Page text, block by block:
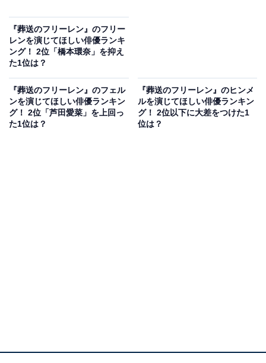
2位は「山崎賢人」さんでした（崎はたつさき）。第39
回日本アカデミー賞にて「新人俳優賞」を受賞した実績
がある男性俳優です。漫画原作の実写化映画作品に多数
出演した経験があり、2017年公開の映画『ジョジョの奇
『葬送のフリーレン』のフリー
レンを演じてほしい俳優ランキ
ング！ 2位「橋本環奈」を抑え
た1位は？
『葬送のフリーレン』のフェル
ンを演じてほしい俳優ランキン
グ！ 2位「芦田愛菜」を上回っ
た1位は？
『葬送のフリーレン』のヒンメ
ルを演じてほしい俳優ランキン
グ！ 2位以下に大差をつけた1
位は？